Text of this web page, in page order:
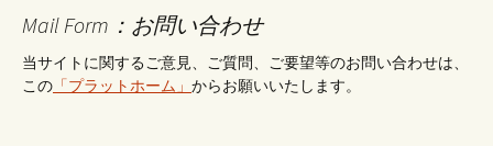
Mail Form：お問い合わせ
当サイトに関するご意見、ご質問、ご要望等のお問い合わせは、
この 「プラットホーム」 からお願いいたします。